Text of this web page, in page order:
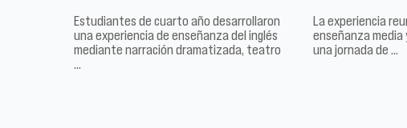
Estudiantes de cuarto año desarrollaron
una experiencia de enseñanza del inglés
mediante narración dramatizada, teatro
…
La experiencia
enseñanza media
una jornada de …